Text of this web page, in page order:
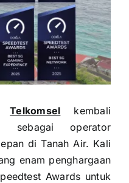
Telkomsel kembali
sebagai operator
di Tanah Air. Kali
enam penghargaan
Awards untuk